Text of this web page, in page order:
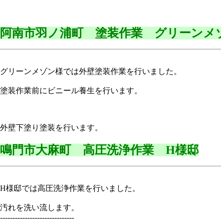
阿南市羽ノ浦町 塗装作業 グリーンメ
グリーンメゾン様では外壁塗装作業を行いました。
塗装作業前にビニール養生を行います。
外壁下塗り塗装を行います。
鳴門市大麻町 高圧洗浄作業 H様邸
H様邸では高圧洗浄作業を行いました。
汚れを洗い流します。
------------------------------